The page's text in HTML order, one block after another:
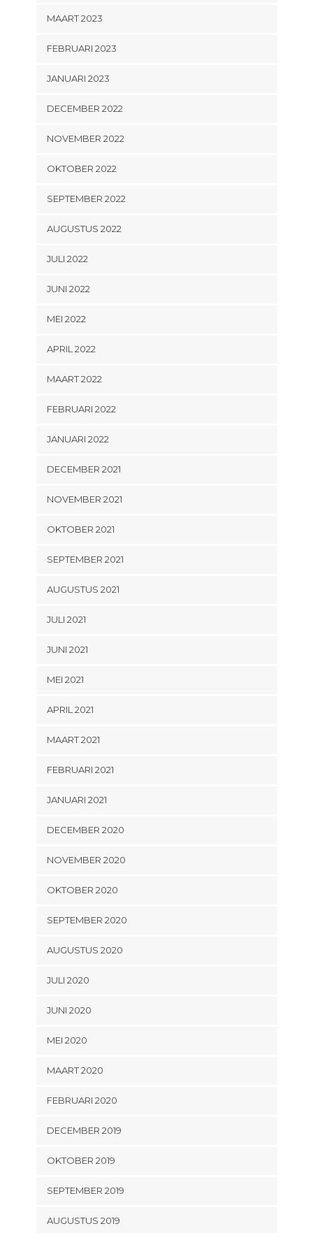
MAART 2023
FEBRUARI 2023
JANUARI 2023
DECEMBER 2022
NOVEMBER 2022
OKTOBER 2022
SEPTEMBER 2022
AUGUSTUS 2022
JULI 2022
JUNI 2022
MEI 2022
APRIL 2022
MAART 2022
FEBRUARI 2022
JANUARI 2022
DECEMBER 2021
NOVEMBER 2021
OKTOBER 2021
SEPTEMBER 2021
AUGUSTUS 2021
JULI 2021
JUNI 2021
MEI 2021
APRIL 2021
MAART 2021
FEBRUARI 2021
JANUARI 2021
DECEMBER 2020
NOVEMBER 2020
OKTOBER 2020
SEPTEMBER 2020
AUGUSTUS 2020
JULI 2020
JUNI 2020
MEI 2020
MAART 2020
FEBRUARI 2020
DECEMBER 2019
OKTOBER 2019
SEPTEMBER 2019
AUGUSTUS 2019